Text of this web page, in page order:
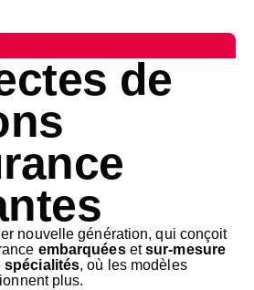
de
nouvelle génération, qui conçoit
embarquéesetsur-mesure
spécialités, où les modèles
plus.